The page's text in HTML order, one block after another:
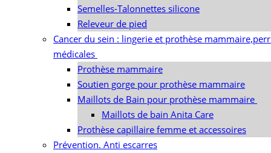
Semelles-Talonnettes silicone
Releveur de pied
Cancer du sein : lingerie et prothèse
médicales
Prothèse mammaire
Soutien gorge pour prothèse mammaire
Maillots de Bain pour prothèse mammaire
Maillots de bain Anita Care
Prothèse capillaire femme et accessoires
Prévention. Anti escarres